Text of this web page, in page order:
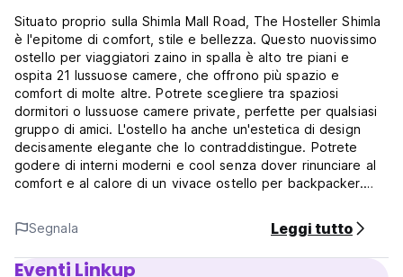
Situato proprio sulla Shimla Mall Road, The Hosteller Shimla
è l'epitome di comfort, stile e bellezza. Questo nuovissimo
ostello per viaggiatori zaino in spalla è alto tre piani e
ospita 21 lussuose camere, che offrono più spazio e
comfort di molte altre. Potrete scegliere tra spaziosi
dormitori o lussuose camere private, perfette per qualsiasi
gruppo di amici. L'ostello ha anche un'estetica di design
decisamente elegante che lo contraddistingue. Potrete
godere di interni moderni e cool senza dover rinunciare al
comfort e al calore di un vivace ostello per backpacker.
di una speciale caffetteria sul tetto con vista diretta su Mall
Road.
Nota importante:
Segnala Leggi tutto
Eventi Linkup